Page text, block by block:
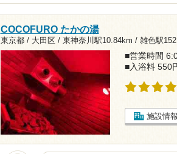
COCOFURO たかの湯
東京都 / 大田区 / 東神奈川駅10.84km / 雑色駅
■営業時間
■入浴料 550
施設情